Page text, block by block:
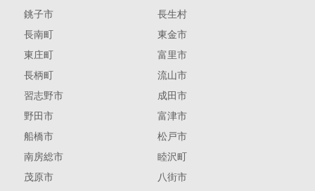
銚子市
長生村
長南町
東金市
東庄町
富里市
長柄町
流山市
習志野市
成田市
野田市
富津市
船橋市
松戸市
南房総市
睦沢町
茂原市
八街市